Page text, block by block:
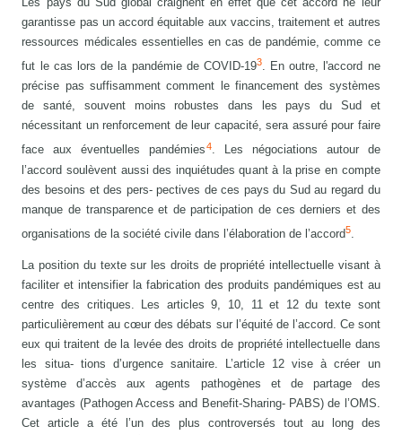
garantisse pas un accord équitable aux vaccins, traitement et autres
ressources médicales essentielles en cas de pandémie, comme ce
fut le cas lors de la pandémie de COVID-193. En outre, l'accord ne
précise pas suffisamment comment le financement des systèmes
de santé, souvent moins robustes dans les pays du Sud et
nécessitant un renforcement de leur capacité, sera assuré pour faire
face aux éventuelles pandémies4. Les négociations autour de
l’accord soulèvent aussi des inquiétudes quant à la prise en compte
des besoins et des pers- pectives de ces pays du Sud au regard du
manque de transparence et de participation de ces derniers et des
organisations de la société civile dans l’élaboration de l’accord5.
La position du texte sur les droits de propriété intellectuelle visant à
faciliter et intensifier la fabrication des produits pandémiques est au
centre des critiques. Les articles 9, 10, 11 et 12 du texte sont
particulièrement au cœur des débats sur l’équité de l’accord. Ce sont
eux qui traitent de la levée des droits de propriété intellectuelle dans
les situa- tions d’urgence sanitaire. L’article 12 vise à créer un
système d’accès aux agents pathogènes et de partage des
avantages (Pathogen Access and Benefit-Sharing- PABS) de l’OMS.
Cet article a été l’un des plus controversés tout au long des